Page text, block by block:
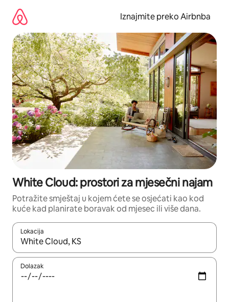
sadržaj
Iznajmite preko Airbnba
White Cloud: prostori za mjesečni najam
Potražite smještaj u kojem ćete se osjećati kao kod
kuće kad planirate boravak od mjesec ili više dana.
Lokacija
Kada budu dostupni rezultati, moći ćete ih pregledati
Dolazak